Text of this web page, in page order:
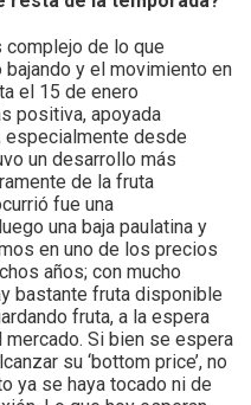
de lo que
y el movimiento en
el 15 de enero
positiva, apoyada
especialmente desde
un desarrollo más
de la fruta
fue una
una baja paulatina y
en uno de los precios
años; con mucho
bastante fruta disponible
fruta, a la espera
Si bien se espera
su ‘bottom price’, no
ya se haya tocado ni de